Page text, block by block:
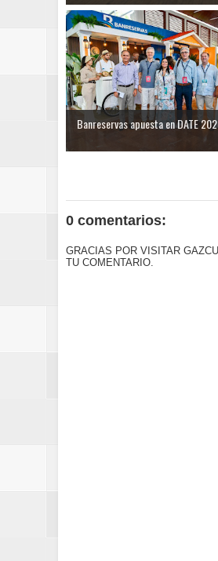
Banreservas apuesta en DATE
0 comentarios:
GRACIAS POR VISITAR
TU COMENTARIO.